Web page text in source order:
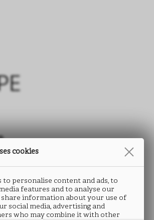
mm
2628
cookies
to personalise content and ads, to
features and to analyse our
share information about your use of
social media, advertising and
who may combine it with other